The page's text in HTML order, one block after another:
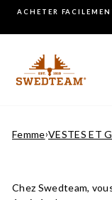
contenu
ACHETER
Femme›VESTES ET
Chez Swedteam,